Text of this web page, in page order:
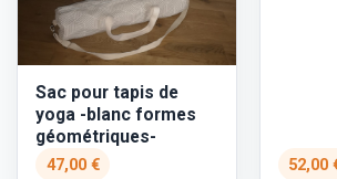
Sac pour tapis de
yoga -blanc formes
géométriques-
47,00 € 52,00